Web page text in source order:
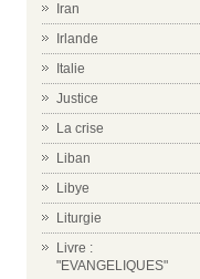
Iran
Irlande
Italie
Justice
La crise
Liban
Libye
Liturgie
Livre :
"EVANGELIQUES"